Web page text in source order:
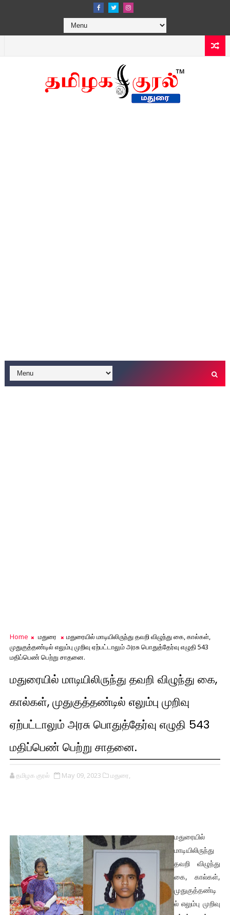
Home மதுரை
மதுரையில் மாடியிலிருந்து தவறி விழுந்து கை, கால்கள்,
முதுகுத்தண்டில் எலும்பு முறிவு ஏற்பட்டாலும் அரசு பொதுத்தேர்வு எழுதி 543
மதிப்பெண் பெற்று சாதனை.
மதுரையில் மாடியிலிருந்து தவறி விழுந்து கை,
கால்கள், முதுகுத்தண்டில் எலும்பு முறிவு
ஏற்பட்டாலும் அரசு பொதுத்தேர்வு எழுதி 543
மதிப்பெண் பெற்று சாதனை.
தமிழக குரல் May 09, 2023 மதுரை,
மதுரையில்
மாடியிலிருந்து
தவறி விழுந்து
கை, கால்கள்,
முதுகுத்தண்டி
ல் எலும்பு முறிவு